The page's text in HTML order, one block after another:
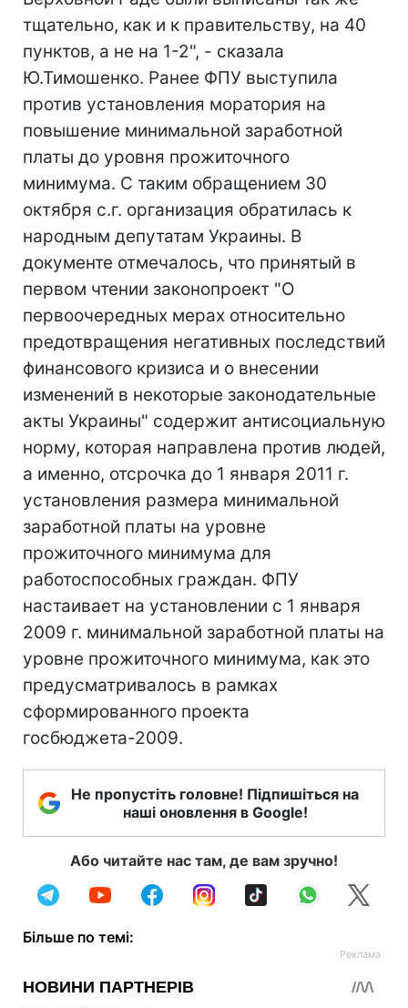
тщательно, как и к правительству, на 40
пунктов, а не на 1-2", - сказала
Ю.Тимошенко. Ранее ФПУ выступила
против установления моратория на
повышение минимальной заработной
платы до уровня прожиточного
минимума. С таким обращением 30
октября с.г. организация обратилась к
народным депутатам Украины. В
документе отмечалось, что принятый в
первом чтении законопроект "О
первоочередных мерах относительно
предотвращения негативных последствий
финансового кризиса и о внесении
изменений в некоторые законодательные
акты Украины" содержит антисоциальную
норму, которая направлена против людей,
а именно, отсрочка до 1 января 2011 г.
установления размера минимальной
заработной платы на уровне
прожиточного минимума для
работоспособных граждан. ФПУ
настаивает на установлении с 1 января
2009 г. минимальной заработной платы на
уровне прожиточного минимума, как это
предусматривалось в рамках
сформированного проекта
госбюджета-2009.
Не пропустіть головне! Підпишіться на
наші оновлення в Google!
Або читайте нас там, де вам зручно!
Більше по темі: